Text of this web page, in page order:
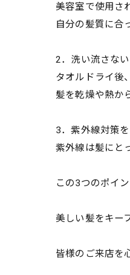
美容室で使用さ
自分の髪質に合
2．洗い流さな
タオルドライ後
髪を乾燥や熱か
3．紫外線対策を
紫外線は髪にと
この3つのポイ
美しい髪をキー
皆様のご来店を